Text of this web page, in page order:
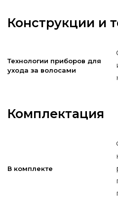
Конструкции и
Технологии приборов для
ухода за волосами
Комплектация
В комплекте